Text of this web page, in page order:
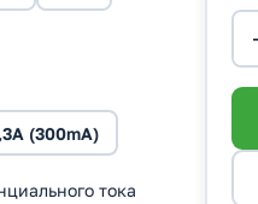
(300mA)
тока